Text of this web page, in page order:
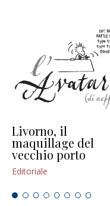
Livorno, il
maquillage del
vecchio porto
Editoriale